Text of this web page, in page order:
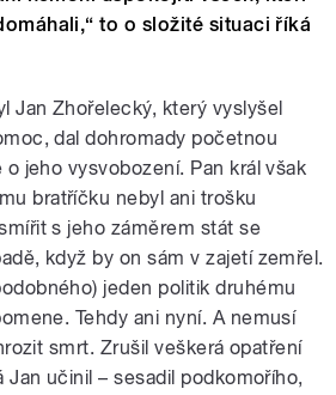
to o složité situaci říká
Jan Zhořelecký, který vyslyšel
dal dohromady početnou
o jeho vysvobození. Pan král však
bratříčku nebyl ani trošku
s jeho záměrem stát se
když by on sám v zajetí zemřel.
jeden politik druhému
Tehdy ani nyní. A nemusí
smrt. Zrušil veškerá opatření
učinil – sesadil podkomořího,